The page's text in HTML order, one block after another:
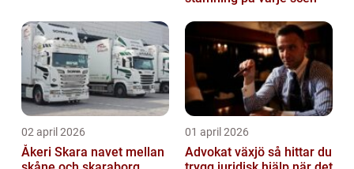
02 april 2026
Åkeri Skara navet mellan
01 april 2026
Advokat växjö så hittar du